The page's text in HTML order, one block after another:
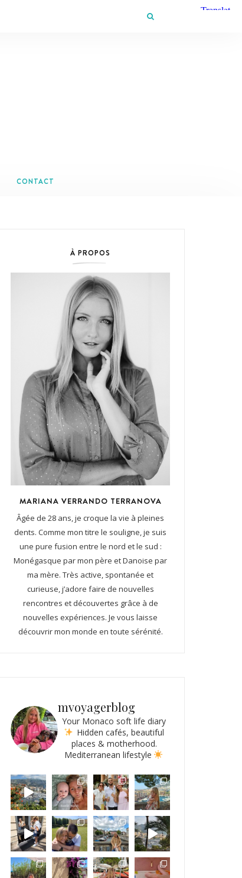
CONTACT
À PROPOS
MARIANA VERRANDO TERRANOVA
Âgée de 28 ans, je croque la vie à pleines
dents. Comme mon titre le souligne, je suis
une pure fusion entre le nord et le sud :
Monégasque par mon père et Danoise par
ma mère. Très active, spontanée et
curieuse, j’adore faire de nouvelles
rencontres et découvertes grâce à de
nouvelles expériences. Je vous laisse
découvrir mon monde en toute sérénité.
mvoyagerblog
Your Monaco soft life diary
Hidden cafés, beautiful
places & motherhood.
Mediterranean lifestyle